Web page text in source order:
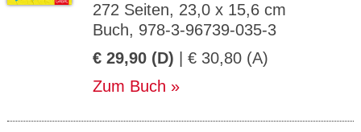
272 Seiten, 23,0 x 15,6 cm
Buch, 978-3-96739-035-3
€ 29,90 (D) | € 30,80 (A)
Zum Buch